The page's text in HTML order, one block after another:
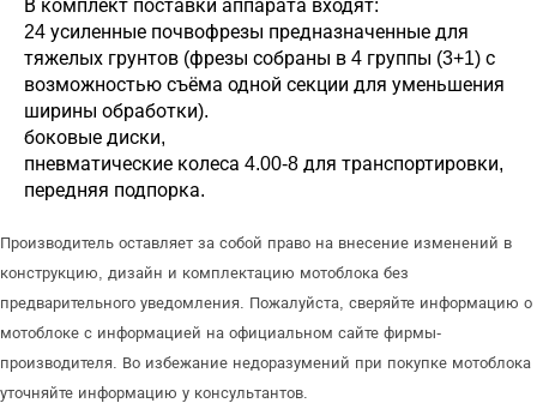
В комплект поставки аппарата входят:
24 усиленные почвофрезы предназначенные для
тяжелых грунтов (фрезы собраны в 4 группы (3+1) с
возможностью съёма одной секции для уменьшения
ширины обработки).
боковые диски,
пневматические колеса 4.00-8 для транспортировки,
передняя подпорка.
Производитель оставляет за собой право на внесение изменений в
конструкцию, дизайн и комплектацию мотоблока без
предварительного уведомления. Пожалуйста, сверяйте информацию о
мотоблоке с информацией на официальном сайте фирмы-
производителя. Во избежание недоразумений при покупке мотоблока
уточняйте информацию у консультантов.